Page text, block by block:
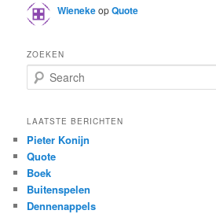
WienekeopQuote
ZOEKEN
e
r
h
LAATSTE BERICHTEN
Pieter Konijn
Quote
Boek
Buitenspelen
Dennenappels